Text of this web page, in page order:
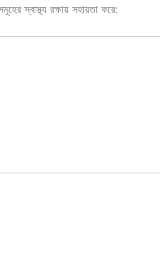
স্বাস্থ্য রক্ষায় সহায়তা করে: